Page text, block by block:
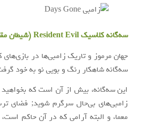
سه‌گانه کلاسیک Resident Evil (شیطان مقیم)
جهان مرموز و تاریک زامبی‌ها در بازی‌های
سه‌گانه شاهکار رنگ و بویی نو به خود
این سه‌گانه، بیش از آن است که
زامبی‌های بی‌حال سرگرم شوید; فضای
معما، و البته آرامی که در آن حاکم